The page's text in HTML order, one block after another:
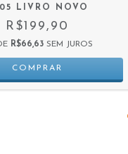
LIVRO NOVO
R$199,90
R$66,63 SEM JUROS